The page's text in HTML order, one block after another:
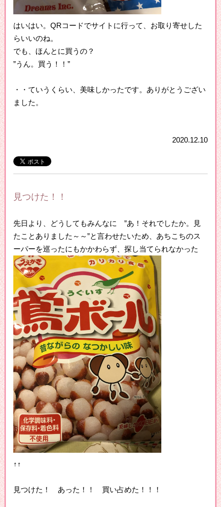
はいはい。QRコードでサイトに行って、お取り寄せした
らいいのね。
でも、ほんとに買うの？
”うん。買う！！”
・・ていうくらい、美味しかったです。ありがとうござい
ました。
2020.12.10
見つけた！！
先日より、どうしてもみんなに ”あ！それでしたか。見
たことありました～～”と言わせたいため、あちこちのス
ーパーを巡ったにもかかわらず、探し当てられなかった
↑↑
見つけた！ あった！！ 買い占めた！！！